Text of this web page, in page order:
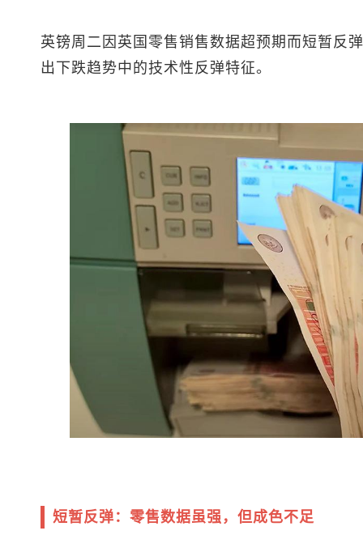
英镑周二因英国零售销售数据超预期而短暂反
出下跌趋势中的技术性反弹特征。
短暂反弹：零售数据虽强，但成色不足